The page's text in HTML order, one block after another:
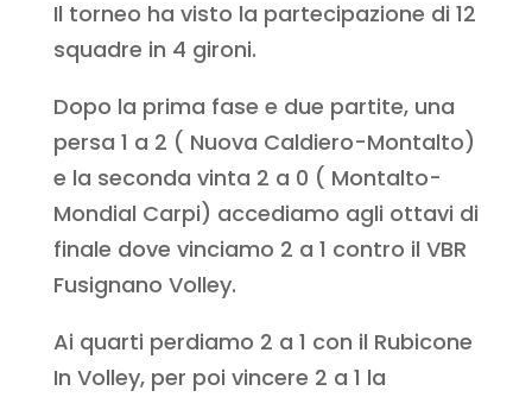
Il torneo ha visto la partecipazione di 12
squadre in 4 gironi.
Dopo la prima fase e due partite, una
persa 1 a 2 ( Nuova Caldiero-Montalto)
e la seconda vinta 2 a 0 ( Montalto-
Mondial Carpi) accediamo agli ottavi di
finale dove vinciamo 2 a 1 contro il VBR
Fusignano Volley.
Ai quarti perdiamo 2 a 1 con il Rubicone
In Volley, per poi vincere 2 a 1 la